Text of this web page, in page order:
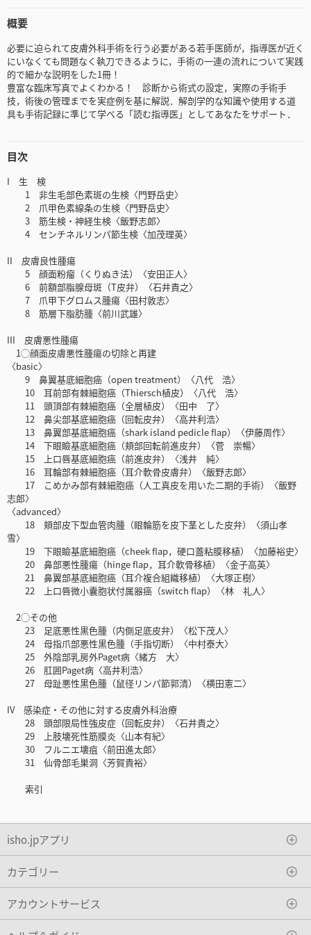
概要
必要に迫られて皮膚外科手術を行う必要がある若手医師が，指導医が近く
にいなくても問題なく執刀できるように，手術の一連の流れについて実践
的で細かな説明をした1冊！
豊富な臨床写真でよくわかる！ 診断から術式の設定，実際の手術手
技，術後の管理までを実症例を基に解説．解剖学的な知識や使用する道
具も手術記録に準じて学べる「読む指導医」としてあなたをサポート．
目次
I 生 検
1 非生毛部色素斑の生検〈門野岳史〉
2 爪甲色素線条の生検〈門野岳史〉
3 筋生検・神経生検〈飯野志郎〉
4 センチネルリンパ節生検〈加茂理英〉
II 皮膚良性腫瘍
5 顔面粉瘤（くりぬき法）〈安田正人〉
6 前額部脂腺母斑（T皮弁）〈石井貴之〉
7 爪甲下グロムス腫瘍〈田村敦志〉
8 筋層下脂肪腫〈前川武雄〉
III 皮膚悪性腫瘍
1◯顔面皮膚悪性腫瘍の切除と再建
〈basic〉
9 鼻翼基底細胞癌（open treatment）〈八代 浩〉
10 耳前部有棘細胞癌（Thiersch植皮）〈八代 浩〉
11 頭頂部有棘細胞癌（全層植皮）〈田中 了〉
12 鼻尖部基底細胞癌（回転皮弁）〈高井利浩〉
13 鼻翼部基底細胞癌（shark island pedicle flap）〈伊藤周作〉
14 下眼瞼基底細胞癌（頬部回転前進皮弁）〈菅 崇暢〉
15 上口唇基底細胞癌（前進皮弁）〈浅井 純〉
16 耳輪部有棘細胞癌（耳介軟骨皮膚弁）〈飯野志郎〉
17 こめかみ部有棘細胞癌（人工真皮を用いた二期的手術）〈飯野
志郎〉
〈advanced〉
18 頬部皮下型血管肉腫（眼輪筋を皮下茎とした皮弁）〈須山孝
雪〉
19 下眼瞼基底細胞癌（cheek flap，硬口蓋粘膜移植）〈加藤裕史〉
20 鼻部悪性腫瘍（hinge flap，耳介軟骨移植）〈金子高英〉
21 鼻翼部基底細胞癌（耳介複合組織移植）〈大塚正樹〉
22 上口唇微小囊胞状付属器癌（switch flap）〈林 礼人〉
2◯その他
23 足底悪性黒色腫（内側足底皮弁）〈松下茂人〉
24 母指爪部悪性黒色腫（手指切断）〈中村泰大〉
25 外陰部乳房外Paget病〈緒方 大〉
26 肛囲Paget病〈高井利浩〉
27 母趾悪性黒色腫（鼠径リンパ節郭清）〈横田憲二〉
IV 感染症・その他に対する皮膚外科治療
28 頭部限局性強皮症（回転皮弁）〈石井貴之〉
29 上肢壊死性筋膜炎〈山本有紀〉
30 フルニエ壊疽〈前田進太郎〉
31 仙骨部毛巣洞〈芳賀貴裕〉
索引
isho.jpアプリ
カテゴリー
アカウントサービス